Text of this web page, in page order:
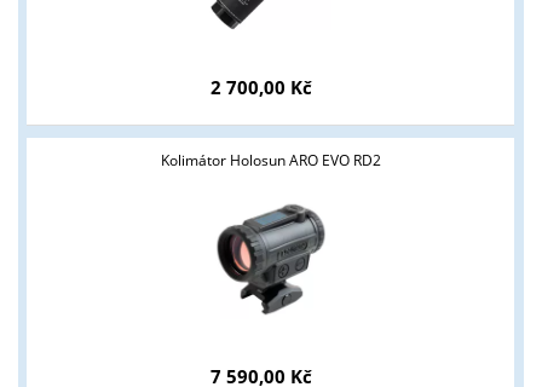
2 700,00 Kč
Kolimátor Holosun ARO EVO RD2
7 590,00 Kč